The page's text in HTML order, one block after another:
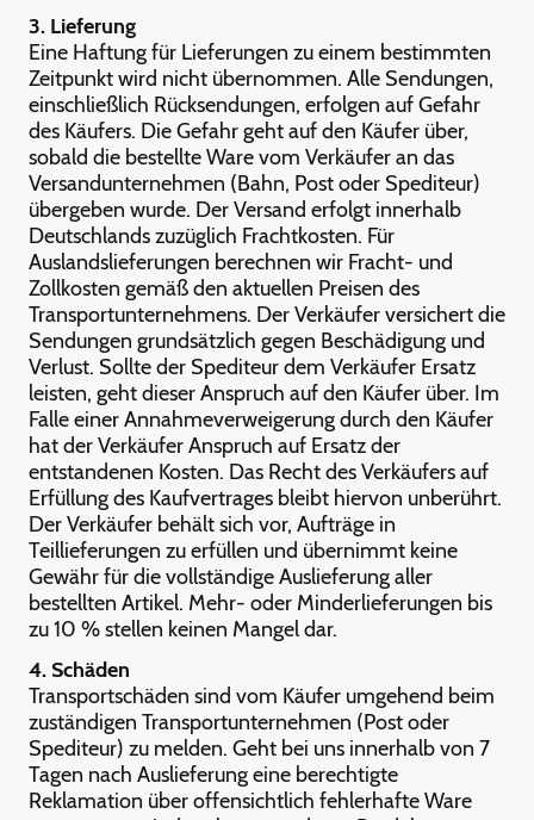
3. Lieferung
Eine Haftung für Lieferungen zu einem bestimmten
Zeitpunkt wird nicht übernommen. Alle Sendungen,
einschließlich Rücksendungen, erfolgen auf Gefahr
des Käufers. Die Gefahr geht auf den Käufer über,
sobald die bestellte Ware vom Verkäufer an das
Versandunternehmen (Bahn, Post oder Spediteur)
übergeben wurde. Der Versand erfolgt innerhalb
Deutschlands zuzüglich Frachtkosten. Für
Auslandslieferungen berechnen wir Fracht- und
Zollkosten gemäß den aktuellen Preisen des
Transportunternehmens. Der Verkäufer versichert die
Sendungen grundsätzlich gegen Beschädigung und
Verlust. Sollte der Spediteur dem Verkäufer Ersatz
leisten, geht dieser Anspruch auf den Käufer über. Im
Falle einer Annahmeverweigerung durch den Käufer
hat der Verkäufer Anspruch auf Ersatz der
entstandenen Kosten. Das Recht des Verkäufers auf
Erfüllung des Kaufvertrages bleibt hiervon unberührt.
Der Verkäufer behält sich vor, Aufträge in
Teillieferungen zu erfüllen und übernimmt keine
Gewähr für die vollständige Auslieferung aller
bestellten Artikel. Mehr- oder Minderlieferungen bis
zu 10 % stellen keinen Mangel dar.
4. Schäden
Transportschäden sind vom Käufer umgehend beim
zuständigen Transportunternehmen (Post oder
Spediteur) zu melden. Geht bei uns innerhalb von 7
Tagen nach Auslieferung eine berechtigte
Reklamation über offensichtlich fehlerhafte Ware